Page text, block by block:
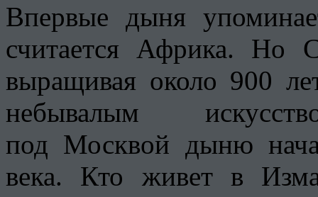
Впервые дыня
считается Африка. Но
выращивая около 900
небывалым
под Москвой дыню
века. Кто живет в